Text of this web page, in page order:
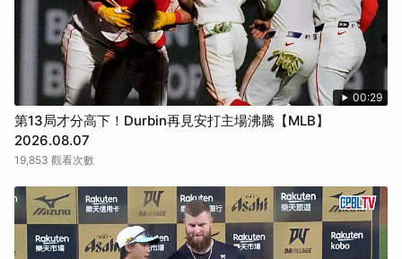
00:29
第13局才分高下！Durbin再見安打主場沸騰【MLB】
2026.08.07
19,853 觀看次數